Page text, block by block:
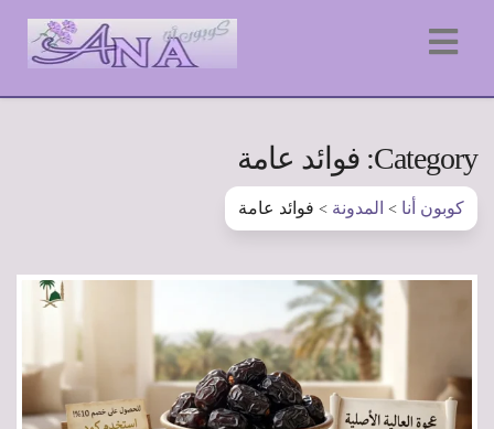
Category: فوائد عامة
كوبون أنا > المدونة > فوائد عامة